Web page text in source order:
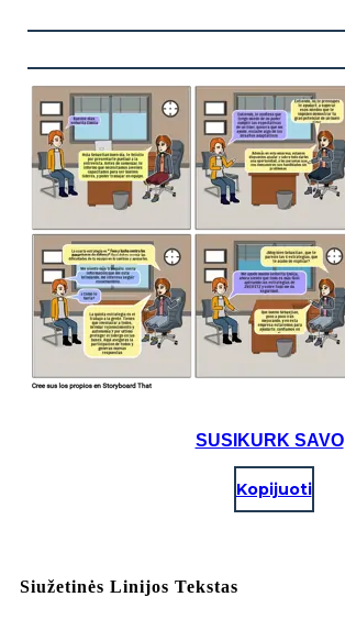
SUSIKURK SAVO
Kopijuoti
Siužetinės Linijos Tekstas